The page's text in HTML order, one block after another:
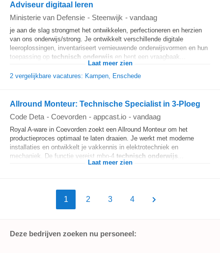
Adviseur digitaal leren
Ministerie van Defensie - Steenwijk - vandaag
je aan de slag strongmet het ontwikkelen, perfectioneren en herzien
van ons onderwijs/strong. Je ontwikkelt verschillende digitale
leeroplossingen, inventariseert vernieuwende onderwijsvormen en hun
toepassing op technisch onderwijs en bent een vraagbaak...
Laat meer zien
2 vergelijkbare vacatures: Kampen, Enschede
Allround Monteur: Technische Specialist in 3-Ploeg
Code Deta - Coevorden - appcast.io - vandaag
Royal A-ware in Coevorden zoekt een Allround Monteur om het
productieproces optimaal te laten draaien. Je werkt met moderne
installaties en ontwikkelt je vakkennis in elektrotechniek en
mechaniek. De functie vereist mbo-4 technisch onderwijs
Laat meer zien
1 2 3 4
Deze bedrijven zoeken nu personeel: